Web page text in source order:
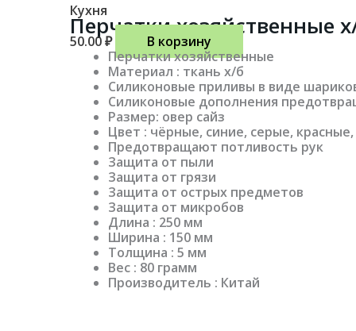
Кухня
Перчатки хозяйственные
50.00₽
В корзину
Перчатки хозяйственные
Материал : ткань х/б
Силиконовые приливы в виде
Силиконовые дополнения
Размер: овер сайз
Цвет : чёрные, синие, серые,
Предотвращают потливость рук
Защита от пыли
Защита от грязи
Защита от острых предметов
Защита от микробов
Длина : 250 мм
Ширина : 150 мм
Толщина : 5 мм
Вес : 80 грамм
Производитель : Китай